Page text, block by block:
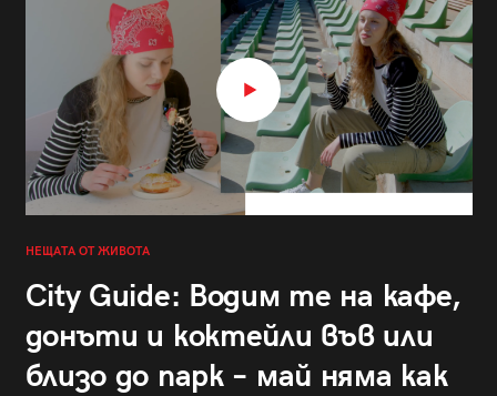
НЕЩАТА ОТ ЖИВОТА
City Guide: Водим те на кафе,
донъти и коктейли във или
близо до парк – май няма как